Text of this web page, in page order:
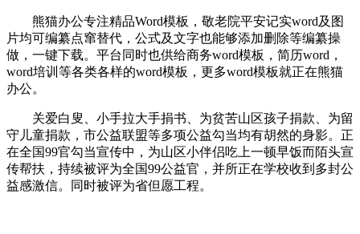
熊猫办公专注精品Word模板，敬老院平安记实word及图
片均可编纂点窜替代，公式及文字也能够添加删除等编纂操
做，一键下载。平台同时也供给商务word模板，简历word，
word培训等各类各样的word模板，更多word模板就正在熊猫
办公。
关爱白叟、小手拉大手捐书、为贫苦山区孩子捐款、为留
守儿童捐款，市公益联盟等多项公益勾当均有胡然的身影。正
在全国99官勾当宣传中，为山区小伴侣吃上一顿早饭而陌头宣
传帮扶，持续被评为全国99公益官，并所正在学校收到多封公
益感激信。同时被评为省但愿工程。